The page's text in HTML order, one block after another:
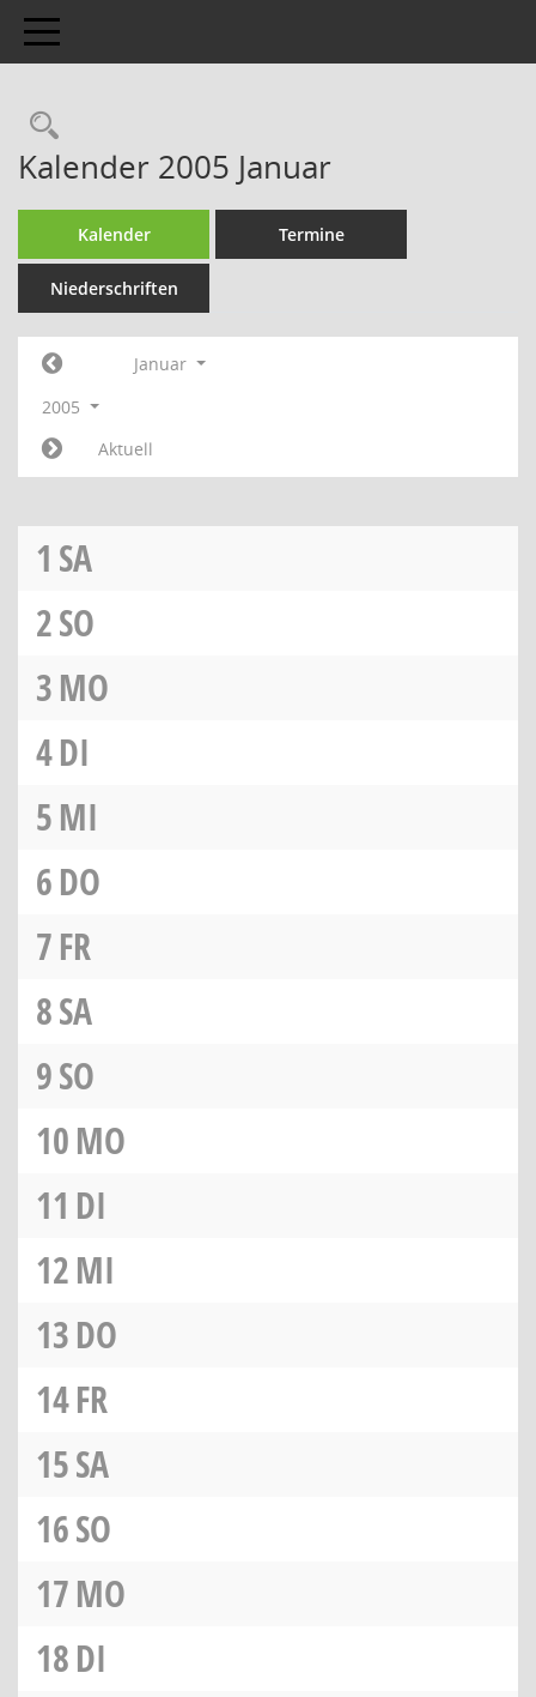
Toggle navigation
Kalender 2005 Januar
Kalender Termine
Niederschriften
Januar
2005
Aktuell
1 SA
2SO
3MO
4DI
5MI
6DO
7FR
8SA
9SO
10MO
11 DI
12MI
13DO
14FR
15SA
16SO
17MO
18DI